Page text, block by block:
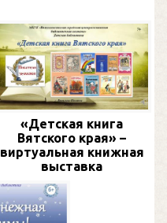
«Детская книга
Вятского края» –
виртуальная книжная
выставка